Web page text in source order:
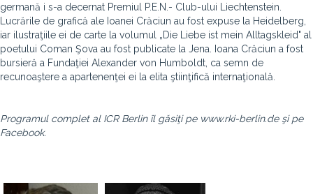
germană i s-a decernat Premiul P.E.N.- Club-ului Liechtenstein.
Lucrările de grafică ale Ioanei Crăciun au fost expuse la Heidelberg,
iar ilustraţiile ei de carte la volumul „Die Liebe ist mein Alltagskleid" al
poetului Coman Şova au fost publicate la Jena. Ioana Crăciun a fost
bursieră a Fundaţiei Alexander von Humboldt, ca semn de
recunoaştere a apartenenţei ei la elita ştiinţifică internaţională.
Programul complet al ICR Berlin îl găsiţi pe www.rki-berlin.de şi pe
Facebook.